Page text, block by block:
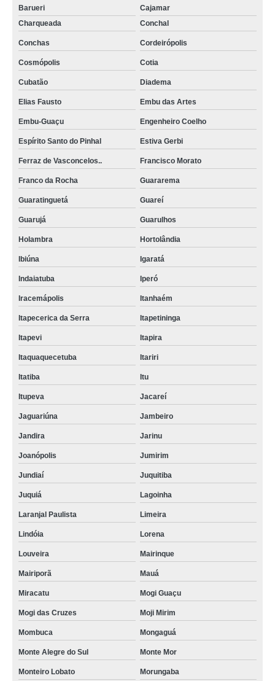
Barueri
Cajamar
Charqueada
Conchal
Conchas Cordeirópolis
Cosmópolis Cotia
Cubatão Diadema
Elias Fausto Embu das Artes
Embu-Guaçu Engenheiro Coelho
Espírito Santo do Pinhal Estiva Gerbi
Ferraz de Vasconcelos.. Francisco Morato
Franco da Rocha Guararema
Guaratinguetá Guareí
Guarujá Guarulhos
Holambra Hortolândia
Ibiúna Igaratá
Indaiatuba Iperó
Iracemápolis Itanhaém
Itapecerica da Serra Itapetininga
Itapevi Itapira
Itaquaquecetuba Itariri
Itatiba Itu
Itupeva Jacareí
Jaguariúna Jambeiro
Jandira Jarinu
Joanópolis Jumirim
Jundiaí Juquitiba
Juquiá Lagoinha
Laranjal Paulista Limeira
Lindóia Lorena
Louveira Mairinque
Mairiporã Mauá
Miracatu Mogi Guaçu
Mogi das Cruzes Moji Mirim
Mombuca Mongaguá
Monte Alegre do Sul Monte Mor
Monteiro Lobato Morungaba